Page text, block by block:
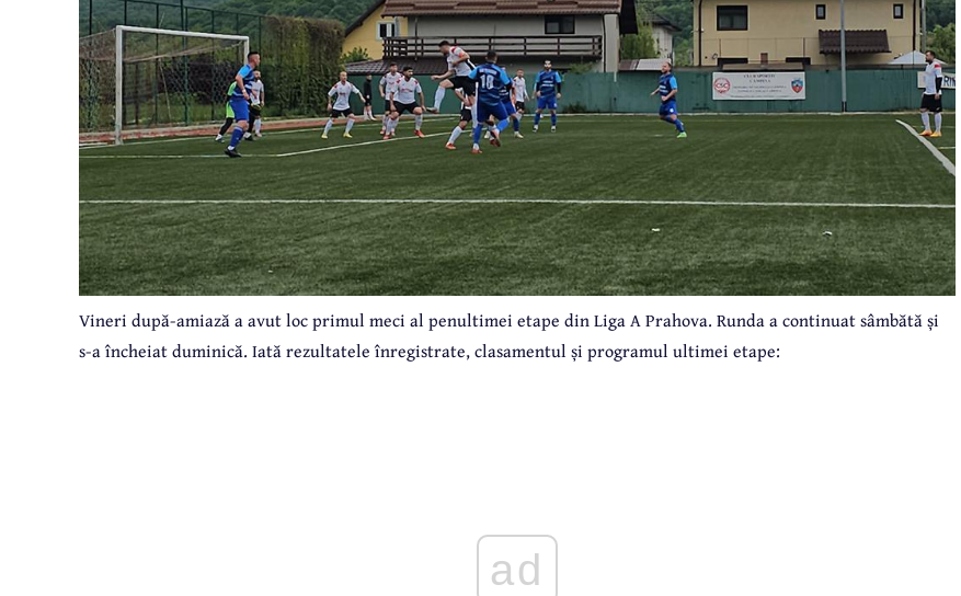
Vineri după-amiază a avut loc primul meci al penultimei etape din Liga A Prahova. Runda a continuat sâmbătă și
s-a încheiat duminică. Iată rezultatele înregistrate, clasamentul și programul ultimei etape:
ad